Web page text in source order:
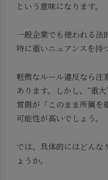
という意味になります。
一般企業でも使われる法
特に重いニュアンスを持
軽微なルール違反なら注
あります。しかし、“重
営側が「このまま所属を
可能性が高いでしょう。
では、具体的にはどんな
ょうか。